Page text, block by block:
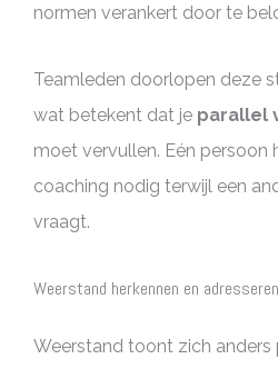
normen verankert door te
Teamleden doorlopen deze
wat betekent dat je parallel
moet vervullen. Eén persoon
coaching nodig terwijl een
vraagt.
Weerstand herkennen en adresseren
Weerstand toont zich anders